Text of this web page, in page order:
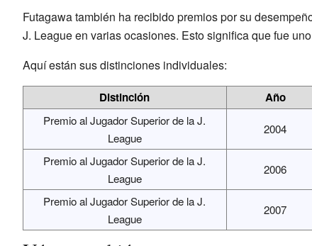
Futagawa también ha recibido premios por su
J. League en varias ocasiones. Esto significa que fue
Aquí están sus distinciones individuales:
Distinción Año
Premio al Jugador Superior de la J.
League
2004
Premio al Jugador Superior de la J.
League
2006
Premio al Jugador Superior de la J.
League
2007